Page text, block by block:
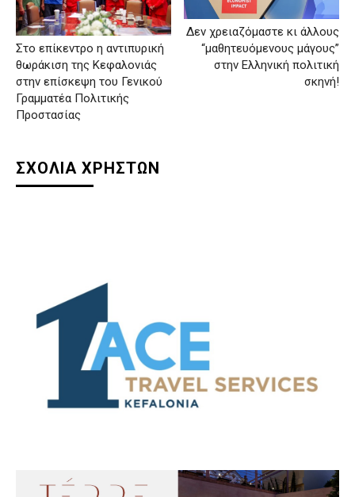
Στο επίκεντρο η αντιπυρική
θωράκιση της Κεφαλονιάς
στην επίσκεψη του Γενικού
Γραμματέα Πολιτικής
Προστασίας
Δεν χρειαζόμαστε κι άλλους
“μαθητευόμενους μάγους”
στην Ελληνική πολιτική
σκηνή!
ΣΧΟΛΙΑ ΧΡΗΣΤΩΝ